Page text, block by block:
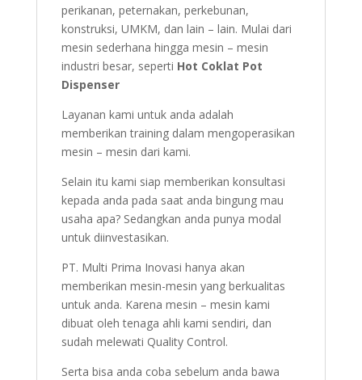
perikanan, peternakan, perkebunan,
konstruksi, UMKM, dan lain – lain. Mulai dari
mesin sederhana hingga mesin – mesin
industri besar, seperti Hot Coklat Pot
Dispenser
Layanan kami untuk anda adalah
memberikan training dalam mengoperasikan
mesin – mesin dari kami.
Selain itu kami siap memberikan konsultasi
kepada anda pada saat anda bingung mau
usaha apa? Sedangkan anda punya modal
untuk diinvestasikan.
PT. Multi Prima Inovasi hanya akan
memberikan mesin-mesin yang berkualitas
untuk anda. Karena mesin – mesin kami
dibuat oleh tenaga ahli kami sendiri, dan
sudah melewati Quality Control.
Serta bisa anda coba sebelum anda bawa